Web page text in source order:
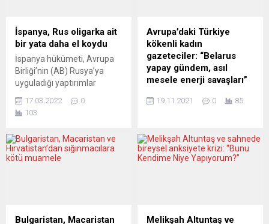
İspanya, Rus oligarka ait
bir yata daha el koydu
İspanya hükümeti, Avrupa
Birliği’nin (AB) Rusya’ya
uyguladığı yaptırımlar
kentinde bulunan ve Rus
oligarklardan birine ait
daha el koyduğunu açıkladı.
Ulaştırma Bakanlığı,
sayısının 3’e çıktığını
17.03.2022
0
103
Avrupa’daki Türkiye
kökenli kadın
gazeteciler: “Belarus
yapay gündem, asıl
mesele enerji savaşları”
yaşanan ve Avrupa’yı diken
asıl sorunu tartışan Türkiye
kökenli gazeteciler “Belarus
ABD’nin Karadeniz’e inme
19.11.2021 0 85
Bulgaristan, Macaristan
Melikşah Altuntaş ve